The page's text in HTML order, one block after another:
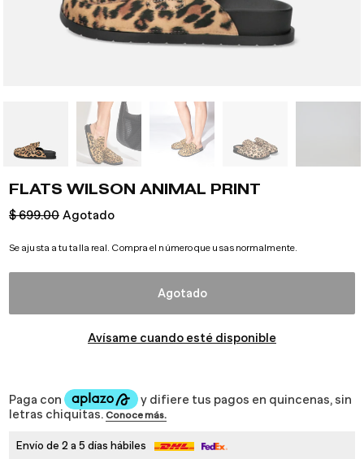
FLATS WILSON ANIMAL PRINT
Precio
$ 699.00 Agotado
Se ajusta a tu talla real. Compra el número que usas normalmente.
Agotado
Avísame cuando esté disponible
Envío de 2 a 5 días hábiles